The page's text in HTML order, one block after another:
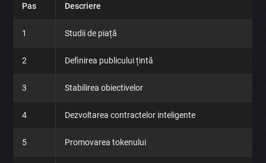
Pas Descriere
1 Studii de piață
2 Definirea publicului țintă
3 Stabilirea obiectivelor
4 Dezvoltarea contractelor inteligente
5 Promovarea tokenului